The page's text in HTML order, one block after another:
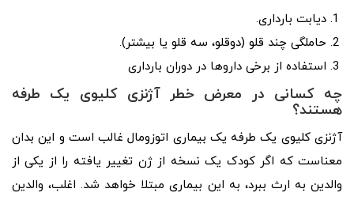
دیابت بارداری.
حاملگی چند قلو (دوقلو، سه قلو یا بیشتر).
استفاده از برخی داروها در دوران بارداری
چه کسانی در معرض خطر آژنزی کلیوی یک طرفه
هستند؟
آژنزی کلیوی یک طرفه یک بیماری اتوزومال غالب است و این بدان
معناست که اگر کودک یک نسخه از ژن تغییر یافته را از یکی از
والدین به ارث ببرد، به این بیماری مبتلا خواهد شد. اغلب، والدین